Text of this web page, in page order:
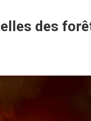
des